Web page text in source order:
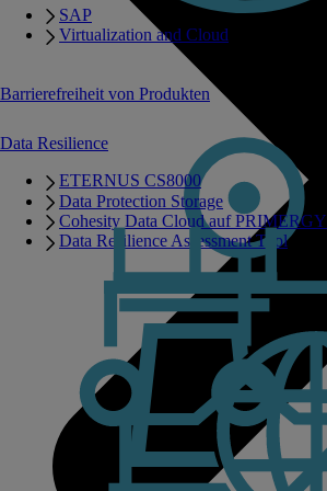
SAP
Virtualization and Cloud
Data Resilience
ETERNUS CS8000
Data Protection Storage
Cohesity Data Cloud auf PRIMERGY
Data Resilience Assessment Tool
Barrierefreiheit von Produkten